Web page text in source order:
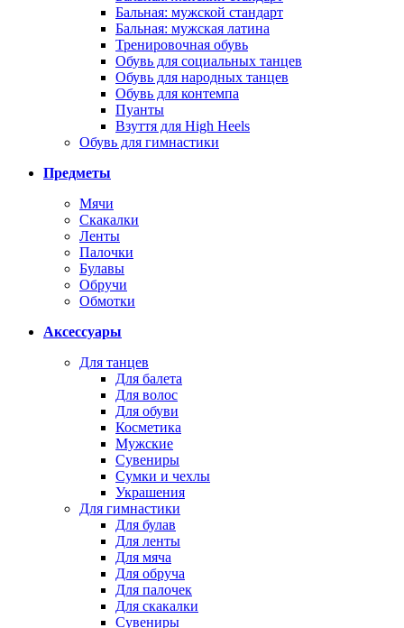
Бальная: мужской стандарт
Бальная: мужская латина
Тренировочная обувь
Обувь для социальных танцев
Обувь для народных танцев
Обувь для контемпа
Пуанты
Взуття для High Heels
Обувь для гимнастики
Предметы
Мячи
Скакалки
Ленты
Палочки
Булавы
Обручи
Обмотки
Аксессуары
Для танцев
Для балета
Для волос
Для обуви
Косметика
Мужские
Сувениры
Сумки и чехлы
Украшения
Для гимнастики
Для булав
Для ленты
Для мяча
Для обруча
Для палочек
Для скакалки
Сувениры